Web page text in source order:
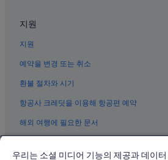
반월당역의 모텔
명덕역의 아파트
동성로의 저렴한 호텔
대구의 허니문 리조트 및 호텔
동성로의 사우나가 있는 호텔
대구의 가족 여행 호텔
지원
지원
예약을 변경 또는 취소
환불 절차와 시기
항공사 크레딧을 이용해 항공편 예약
해외 여행에 필요한 문서
우리는 소셜 미디어 기능의 제공과 데이